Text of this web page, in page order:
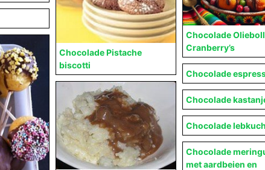
Chocolade
Chocolade
Chocolade
Chocolade
met aardbeien en
Chocolade
Cranberry’s
Chocolade Pistache
biscotti